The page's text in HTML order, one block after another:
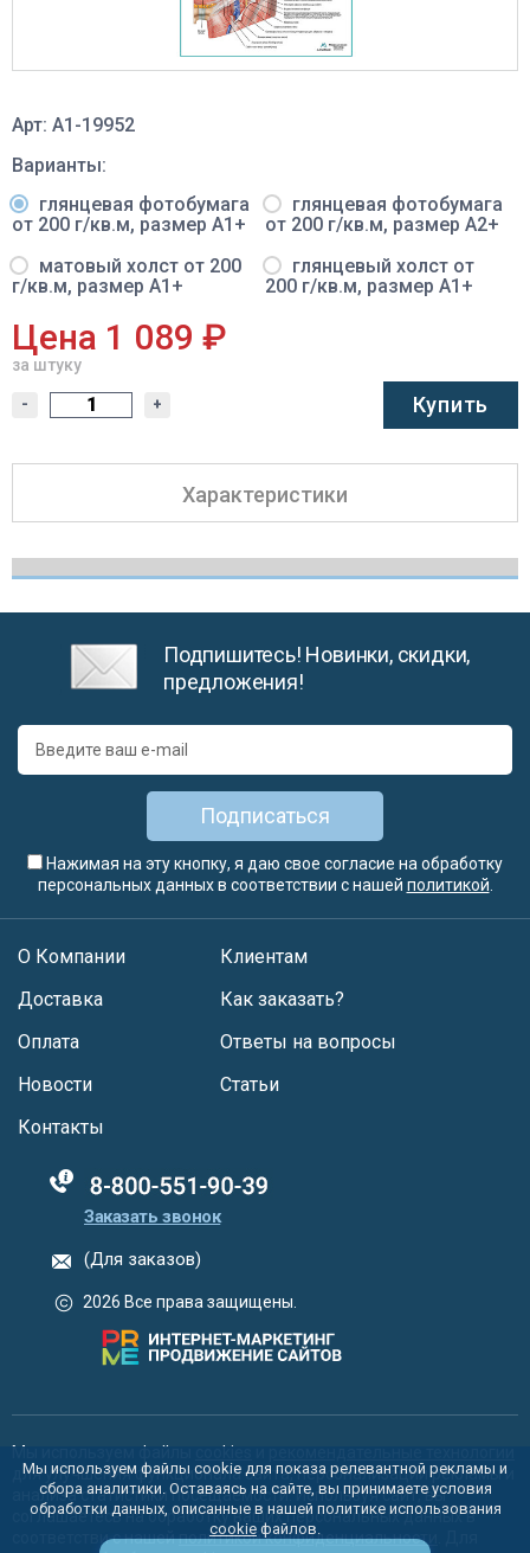
Арт: A1-19952
Варианты:
глянцевая фотобумага
от 200 г/кв.м, размер A1+
глянцевая фотобумага
от 200 г/кв.м, размер A2+
матовый холст от 200
г/кв.м, размер A1+
глянцевый холст от
200 г/кв.м, размер A1+
Цена 1 089 ₽
за штуку
- + Купить
Характеристики
Подпишитесь! Новинки, скидки,
предложения!
Подписаться
Нажимая на эту кнопку, я даю свое согласие на обработку
персональных данных в соответствии с нашей политикой
О Компании
Доставка
Оплата
Новости
Клиентам
Как заказать?
Ответы на вопросы
Статьи
Контакты
88005555550
Заказать звонок
(Для заказов)
2026 Все права защищены.
Мы используем файлы cookies
для улучшения функционала сайта, персонализации рекламы и
анализа статистики посещаемости. Используя сайт, вы
соглашаетесь на обработку ваших персональных данных в
соответстви с нашейполитикой конфиденциальности
Мы используем файлы cookie для показа релевантной рекламы и
сбора аналитики. Оставаясь на сайте, вы принимаете условия
обработки данных, описанные в нашей политике использования
cookie файлов.